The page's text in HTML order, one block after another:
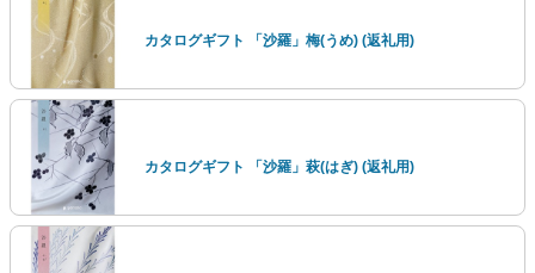
カタログギフト 「沙羅」梅(うめ) (返礼用)
カタログギフト 「沙羅」萩(はぎ) (返礼用)